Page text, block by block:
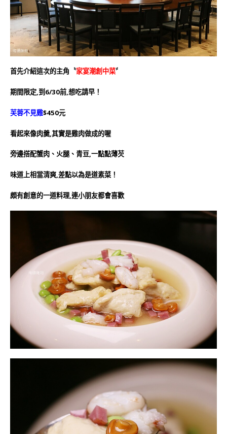
首先介紹這次的主角〝家宴潮創中菜〞
期間限定,到6/30前,想吃請早！
芙蓉不見雞$450元
看起來像肉羹,其實是雞肉做成的喔
旁邊搭配蟹肉、火腿、青豆,一點點薄芡
味道上相當清爽,差點以為是道素菜！
頗有創意的一道料理,連小朋友都會喜歡